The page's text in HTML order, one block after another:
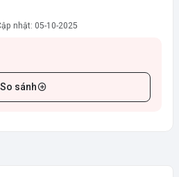
nhật: 05-10-2025
So sánh